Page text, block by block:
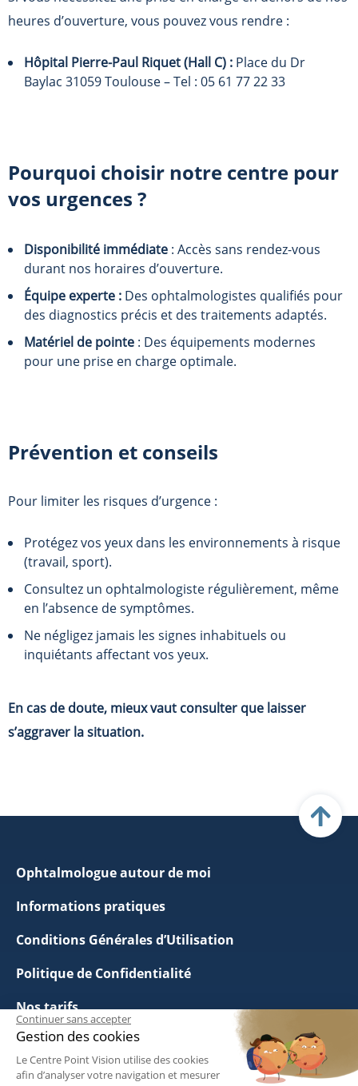
heures d’ouverture, vous pouvez vous rendre :
Hôpital Pierre-Paul Riquet (Hall C) : Place du Dr
Baylac 31059 Toulouse – Tel : 05 61 77 22 33
Pourquoi choisir notre centre pour
vos urgences ?
Disponibilité immédiate : Accès sans rendez-vous
durant nos horaires d’ouverture.
Équipe experte : Des ophtalmologistes qualifiés pour
des diagnostics précis et des traitements adaptés.
Matériel de pointe : Des équipements modernes
pour une prise en charge optimale.
Prévention et conseils
Pour limiter les risques d’urgence :
Protégez vos yeux dans les environnements à risque
(travail, sport).
Consultez un ophtalmologiste régulièrement, même
en l’absence de symptômes.
Ne négligez jamais les signes inhabituels ou
inquiétants affectant vos yeux.
En cas de doute, mieux vaut consulter que laisser
s’aggraver la situation.
Ophtalmologue autour de moi
Informations pratiques
Conditions Générales d’Utilisation
Politique de Confidentialité
Nos tarifs
Mentions légales
Politique de Gestion des Cookies
Continuer sans accepter
Gestion des cookies
Le Centre Point Vision utilise des cookies
afin d’analyser votre navigation et mesurer